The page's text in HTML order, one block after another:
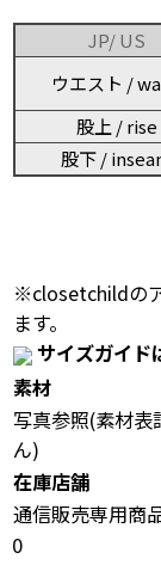
JP/ US
ウエスト /
股上 / rise
股下 /
※closetchildの
ます。
サイズガイド
素材
写真参照(素材表
ん)
在庫店舗
通信販売専用商
0